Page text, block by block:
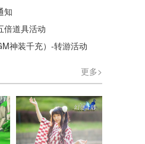
知
倍道具活动
神装千充）-转游活动
更多>